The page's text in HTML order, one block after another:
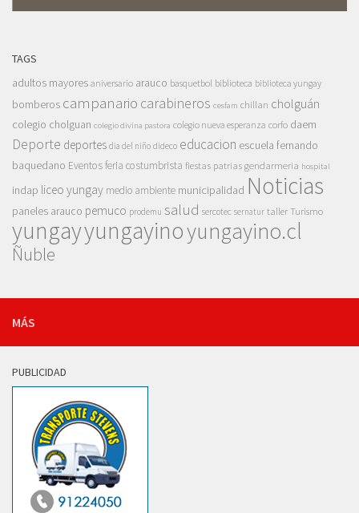
TAGS
adultos mayores aniversario arauco basquetbol biblioteca biblioteca yungay
bomberos campanario carabineros cesfam chillan cholguán
colegio cholguan colegio divina pastora colegio nueva esperanza corfo daem
Deporte deportes dia del niño dideco educacion escuela fernando
baquedano Eventosferia costumbrista fiestas patrias gendarmeria hospital
indap liceo yungay medio ambiente municipalidad Noticias
paneles arauco pemuco prodemu salud sercotec sernatur taller Turismo
yungayyungayinoyungayino.cl
Ñuble
MÁS
PUBLICIDAD